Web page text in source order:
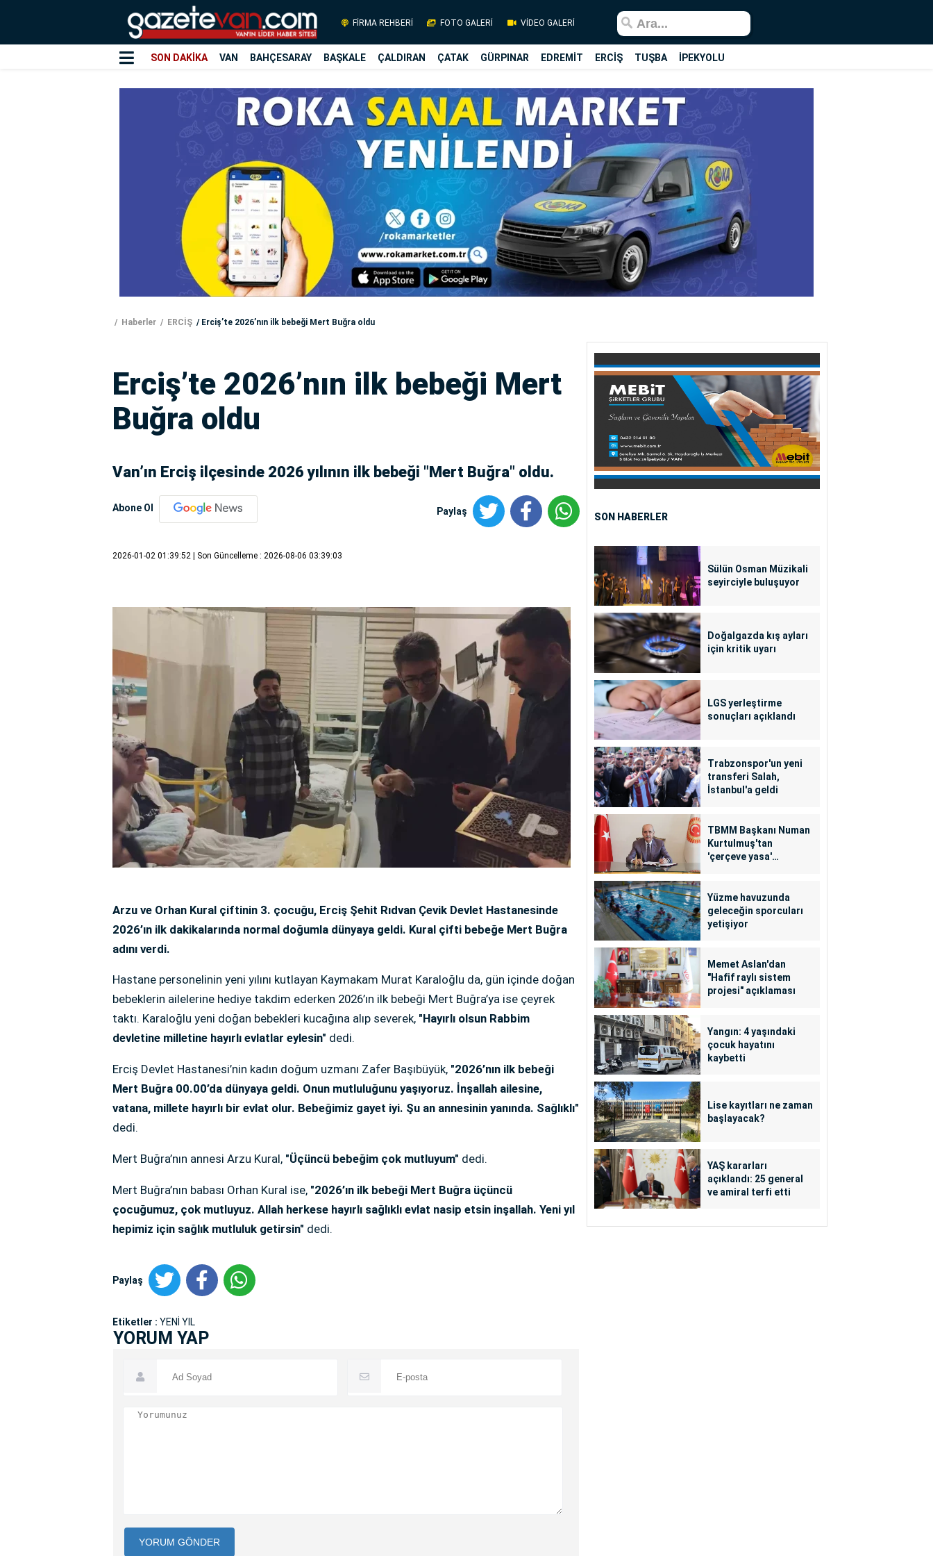
FİRMA REHBERİ FOTO GALERİ VİDEO GALERİ
SON DAKİKA VAN BAHÇESARAY BAŞKALE ÇALDIRAN ÇATAK GÜRPINAR EDREMİT ERCİŞ TUŞBA İPEKYOLU
Haberler ERCİŞ Erciş’te 2026’nın ilk bebeği Mert Buğra oldu
Erciş’te 2026’nın ilk bebeği Mert
Buğra oldu
Van’ın Erciş ilçesinde 2026 yılının ilk bebeği "Mert Buğra" oldu.
Abone Ol Paylaş
2026-01-02 01:39:52 | Son Güncelleme : 2026-08-06 03:39:03
Arzu ve Orhan Kural çiftinin 3. çocuğu, Erciş Şehit Rıdvan Çevik Devlet Hastanesinde
2026’ın ilk dakikalarında normal doğumla dünyaya geldi. Kural çifti bebeğe Mert Buğra
adını verdi.
Hastane personelinin yeni yılını kutlayan Kaymakam Murat Karaloğlu da, gün içinde doğan
bebeklerin ailelerine hediye takdim ederken 2026’ın ilk bebeği Mert Buğra’ya ise çeyrek
taktı. Karaloğlu yeni doğan bebekleri kucağına alıp severek, "Hayırlı olsun Rabbim
devletine milletine hayırlı evlatlar eylesin" dedi.
Erciş Devlet Hastanesi’nin kadın doğum uzmanı Zafer Başıbüyük, "2026’nın ilk bebeği
Mert Buğra 00.00’da dünyaya geldi. Onun mutluluğunu yaşıyoruz. İnşallah ailesine,
vatana, millete hayırlı bir evlat olur. Bebeğimiz gayet iyi. Şu an annesinin yanında. Sağlıklı"
dedi.
Mert Buğra’nın annesi Arzu Kural, "Üçüncü bebeğim çok mutluyum" dedi.
Mert Buğra’nın babası Orhan Kural ise, "2026’ın ilk bebeği Mert Buğra üçüncü
çocuğumuz, çok mutluyuz. Allah herkese hayırlı sağlıklı evlat nasip etsin inşallah. Yeni yıl
hepimiz için sağlık mutluluk getirsin" dedi.
Paylaş
Etiketler : YENİ YIL
YORUM YAP
YORUM GÖNDER
SON HABERLER
Sülün Osman Müzikali
seyirciyle buluşuyor
Doğalgazda kış ayları
için kritik uyarı
LGS yerleştirme
sonuçları açıklandı
Trabzonspor'un yeni
transferi Salah,
İstanbul'a geldi
TBMM Başkanı Numan
Kurtulmuş'tan
'çerçeve yasa'
Yüzme havuzunda
geleceğin sporcuları
yetişiyor
Memet Aslan'dan
"Hafif raylı sistem
projesi" açıklaması
Yangın: 4 yaşındaki
çocuk hayatını
kaybetti
Lise kayıtları ne zaman
başlayacak?
YAŞ kararları
açıklandı: 25 general
ve amiral terfi etti